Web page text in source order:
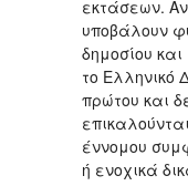
εκτάσεων.
υποβάλουν
δημοσίου και
το Ελληνικό
πρώτου και
έννομου
ή ενοχικά